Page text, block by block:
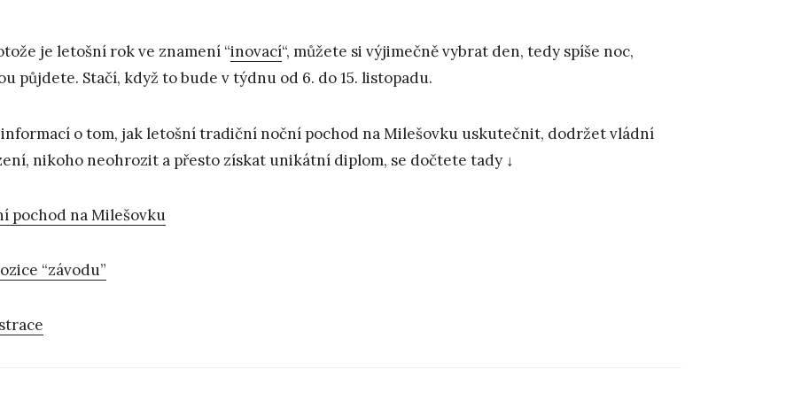
je letošní rok ve znamení “inovací“, můžete si výjimečně vybrat den, tedy spíše noc,
půjdete. Stačí, když to bude v týdnu od 6. do 15. listopadu.
o tom, jak letošní tradiční noční pochod na Milešovku uskutečnit, dodržet vládní
nikoho neohrozit a přesto získat unikátní diplom, se dočtete tady ↓
pochod na Milešovku
“závodu”